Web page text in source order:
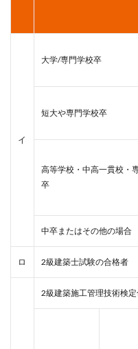
イ
大学/専門学校卒
短大や専門学校卒
高等学校・中高一貫校・
卒
中卒またはその他の場合
ロ 2級建築士試験の合格者
2級建築施工管理技術検